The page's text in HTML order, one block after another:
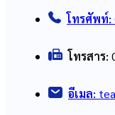
โทรศัพท์:
โทรสาร:
อีเมล: